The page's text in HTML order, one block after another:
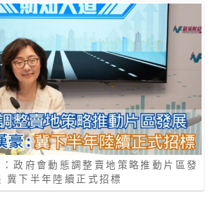
政府會動態調整賣地策略推動片區發
冀下半年陸續正式招標